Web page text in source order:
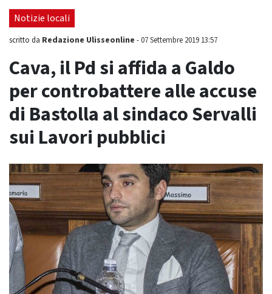
seduta consiliare: “Serve chiarezza!”"
Notizie locali
scritto da Redazione Ulisseonline -07 Settembre 2019 13:57
Cava, il Pd si affida a Galdo
per controbattere alle accuse
di Bastolla al sindaco Servalli
sui Lavori pubblici